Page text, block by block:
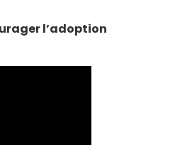
l’adoption